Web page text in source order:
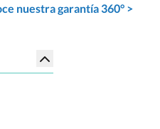
nuestra garantía 360° >